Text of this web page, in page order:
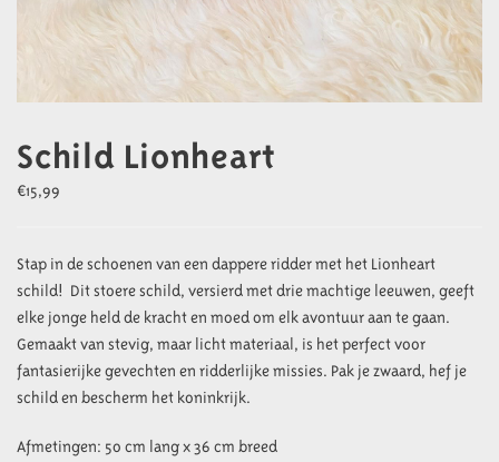
Schild Lionheart
€15,99
Stap in de schoenen van een dappere ridder met het Lionheart
schild! Dit stoere schild, versierd met drie machtige leeuwen, geeft
elke jonge held de kracht en moed om elk avontuur aan te gaan.
Gemaakt van stevig, maar licht materiaal, is het perfect voor
fantasierijke gevechten en ridderlijke missies. Pak je zwaard, hef je
schild en bescherm het koninkrijk.
Afmetingen: 5o cm lang x 36 cm breed